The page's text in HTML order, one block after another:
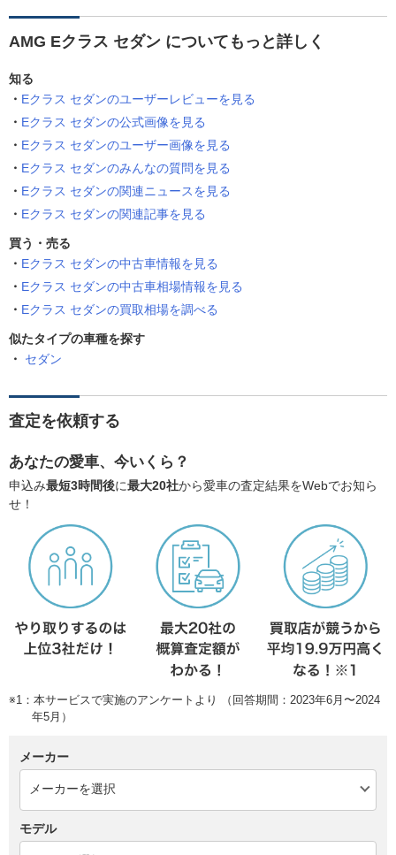
AMG Eクラス セダン についてもっと詳しく
知る
Eクラス セダンのユーザーレビューを見る
Eクラス セダンの公式画像を見る
Eクラス セダンのユーザー画像を見る
Eクラス セダンのみんなの質問を見る
Eクラス セダンの関連ニュースを見る
Eクラス セダンの関連記事を見る
買う・売る
Eクラス セダンの中古車情報を見る
Eクラス セダンの中古車相場情報を見る
Eクラス セダンの買取相場を調べる
似たタイプの車種を探す
セダン
査定を依頼する
あなたの愛車、今いくら？
申込み最短3時間後に最大20社から愛車の査定結果をWebでお知ら
せ！
※1：本サービスで実施のアンケートより （回答期間：2023年6月〜2024
年5月）
メーカー
モデル